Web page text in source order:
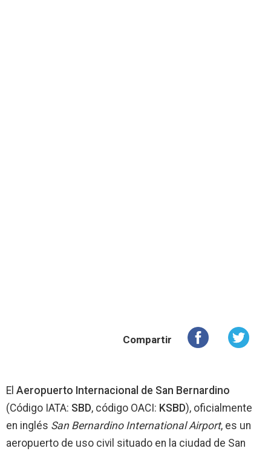
Compartir
El Aeropuerto Internacional de San Bernardino
(Código IATA: SBD, código OACI: KSBD), oficialmente
en inglés San Bernardino International Airport, es un
aeropuerto de uso civil situado en la ciudad de San